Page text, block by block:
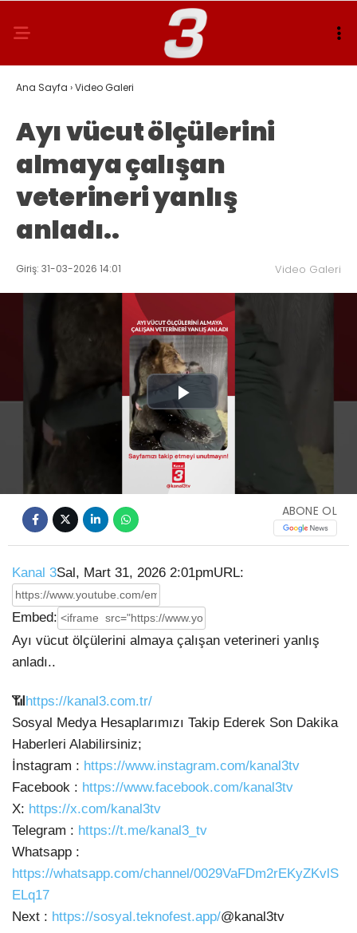
Ana Sayfa ›Video Galeri
Ayı vücut ölçülerini
almaya çalışan
veterineri yanlış
anladı..
Giriş: 31-03-2026 14:01 Video Galeri
Play
Video
ABONE OL
Kanal 3Sal, Mart 31, 2026 2:01pmURL:
Embed:
Ayı vücut ölçülerini almaya çalışan veterineri yanlış
anladı..
📶https://kanal3.com.tr/
Sosyal Medya Hesaplarımızı Takip Ederek Son Dakika
Haberleri Alabilirsiniz;
İnstagram : https://www.instagram.com/kanal3tv
Facebook : https://www.facebook.com/kanal3tv
X: https://x.com/kanal3tv
Telegram : https://t.me/kanal3_tv
Whatsapp :
https://whatsapp.com/channel/0029VaFDm2rEKyZKvlS
ELq17
Next : https://sosyal.teknofest.app/@kanal3tv